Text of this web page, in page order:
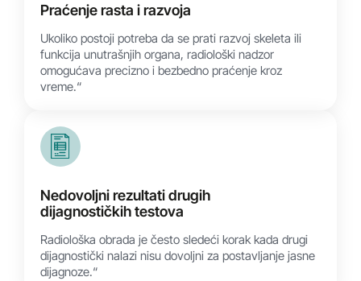
Praćenje rasta i razvoja
Ukoliko postoji potreba da se prati razvoj skeleta ili
funkcija unutrašnjih organa, radiološki nadzor
omogućava precizno i bezbedno praćenje kroz
vreme.“
Nedovoljni rezultati drugih
dijagnostičkih testova
Radiološka obrada je često sledeći korak kada drugi
dijagnostički nalazi nisu dovoljni za postavljanje jasne
dijagnoze.“